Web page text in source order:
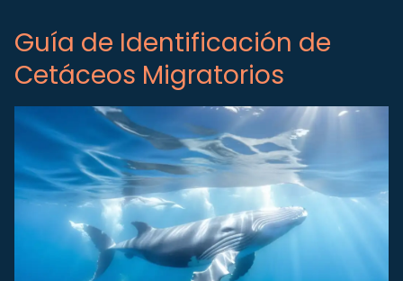
Guía de Identificación de
Cetáceos Migratorios